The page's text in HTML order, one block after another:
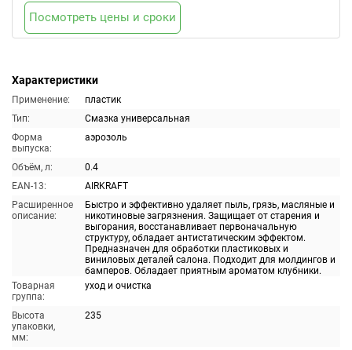
Характеристики
Применение:
пластик
Тип:
Смазка универсальная
Форма
выпуска:
аэрозоль
Объём, л:
0.4
EAN-13:
AIRKRAFT
Расширенное
описание:
Быстро и эффективно удаляет пыль, грязь, масляные и
никотиновые загрязнения. Защищает от старения и
выгорания, восстанавливает первоначальную
структуру, обладает антистатическим эффектом.
Предназначен для обработки пластиковых и
виниловых деталей салона. Подходит для молдингов и
бамперов. Обладает приятным ароматом клубники.
Товарная
группа:
уход и очистка
Высота
упаковки,
мм:
235
Посмотреть цены и сроки